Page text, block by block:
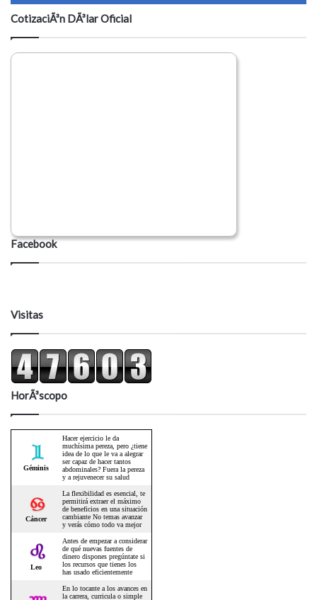
CotizaciÃ³n DÃ³lar Oficial
Facebook
Visitas
HorÃ³scopo